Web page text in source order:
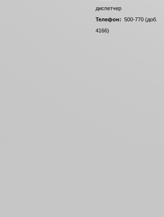
диспетчер
Телефон: 500-770 (доб.
4166)